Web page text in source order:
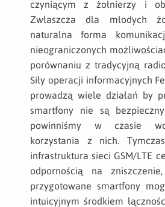
czyniącym z żołnierzy i
Zwłaszcza dla młodych
naturalna forma
nieograniczonych
porównaniu z tradycyjną
Siły operacji informacyjnych
prowadzą wiele działań by
smartfony nie są
powinniśmy w czasie
korzystania z nich.
infrastruktura sieci GSM/LTE
odpornością na
przygotowane smartfony
intuicyjnym środkiem